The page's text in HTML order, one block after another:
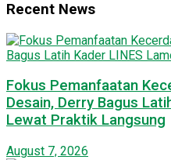
Recent News
Fokus Pemanfaatan
Desain, Derry Bagus
Lewat Praktik Langsung
August 7, 2026